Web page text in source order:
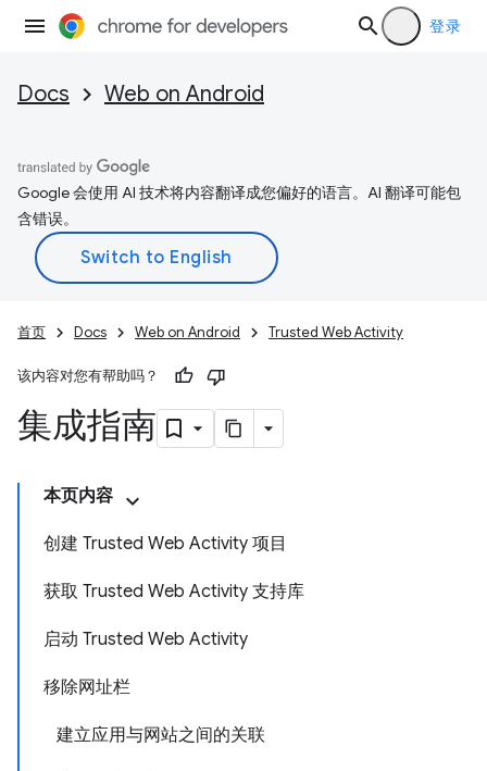
登录
Docs Web on Android
Google 会使用 AI 技术将内容翻译成您偏好的语言。AI 翻译可能包
含错误。
首页 Docs Web on Android Trusted Web Activity
该内容对您有帮助吗？
集成指南
本页内容
创建 Trusted Web Activity 项目
获取 Trusted Web Activity 支持库
启动 Trusted Web Activity
移除网址栏
建立应用与网站之间的关联